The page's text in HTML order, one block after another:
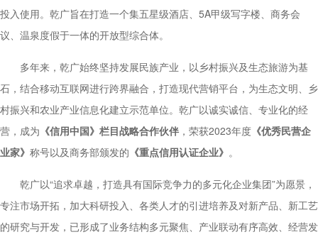
投入使用。乾广旨在打造一个集五星级酒店、5A甲级写字楼、商务会
议、温泉度假于一体的开放型综合体。
多年来，乾广始终坚持发展民族产业，以乡村振兴及生态旅游为基
石，结合移动互联网进行跨界融合，打造现代营销平台，为生态文明、乡
村振兴和农业产业信息化建立示范单位。乾广以诚实诚信、专业化的经
营，成为 《信用中国》栏目战略合作伙伴 ，荣获2023年度 《优秀民营企
业家》 称号以及商务部颁发的 《重点信用认证企业》 。
乾广以“追求卓越，打造具有国际竞争力的多元化企业集团”为愿景，
专注市场开拓，加大科研投入、各类人才的引进培养及对新产品、新工艺
的研究与开发，已形成了业务结构多元聚焦、产业联动有序高效、经营发